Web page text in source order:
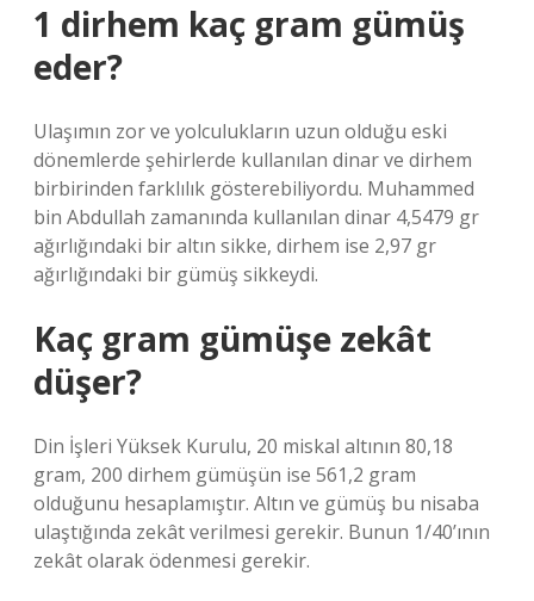
1 dirhem kaç gram gümüş
eder?
Ulaşımın zor ve yolculukların uzun olduğu eski
dönemlerde şehirlerde kullanılan dinar ve dirhem
birbirinden farklılık gösterebiliyordu. Muhammed
bin Abdullah zamanında kullanılan dinar 4,5479 gr
ağırlığındaki bir altın sikke, dirhem ise 2,97 gr
ağırlığındaki bir gümüş sikkeydi.
Kaç gram gümüşe zekât
düşer?
Din İşleri Yüksek Kurulu, 20 miskal altının 80,18
gram, 200 dirhem gümüşün ise 561,2 gram
olduğunu hesaplamıştır. Altın ve gümüş bu nisaba
ulaştığında zekât verilmesi gerekir. Bunun 1/40’ının
zekât olarak ödenmesi gerekir.